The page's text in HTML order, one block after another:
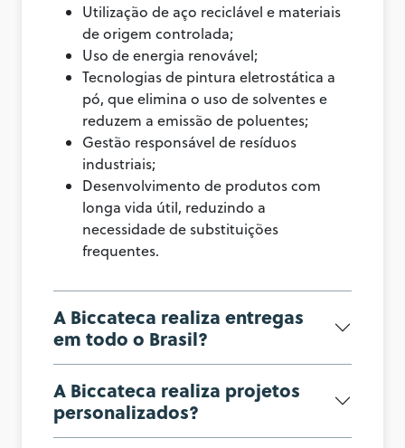
Utilização de aço reciclável e materiais
de origem controlada;
Uso de energia renovável;
Tecnologias de pintura eletrostática a
pó, que elimina o uso de solventes e
reduzem a emissão de poluentes;
Gestão responsável de resíduos
industriais;
Desenvolvimento de produtos com
longa vida útil, reduzindo a
necessidade de substituições
frequentes.
A Biccateca realiza entregas
em todo o Brasil?
A Biccateca realiza projetos
personalizados?